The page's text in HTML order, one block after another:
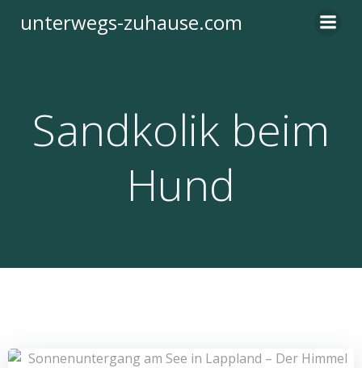
Inhalt
unterwegs-zuhause.com
Sandkolik beim
Hund